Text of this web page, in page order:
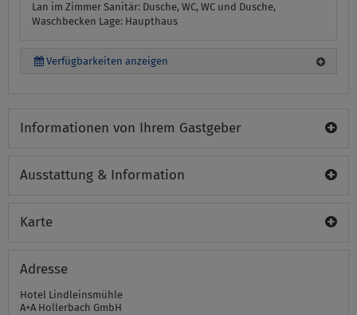
Lan im Zimmer Sanitär: Dusche, WC, WC und Dusche,
Waschbecken Lage: Haupthaus
Verfügbarkeiten anzeigen
Informationen von Ihrem Gastgeber
Ausstattung & Information
Karte
Adresse
Hotel Lindleinsmühle
A+A Hollerbach GmbH